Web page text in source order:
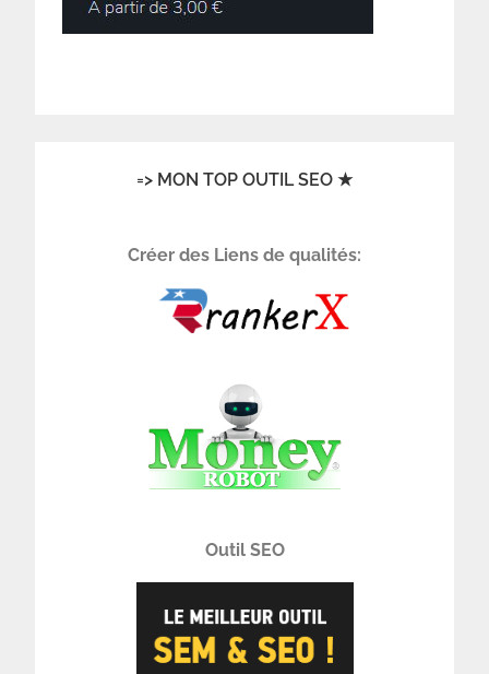
=> MON TOP OUTIL SEO ★
Créer des Liens de qualités:
Outil SEO